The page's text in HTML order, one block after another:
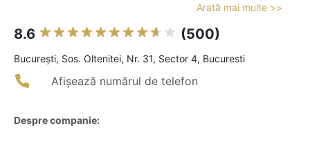
Arată mai multe >>
8.6 (500)
Bucureşti, Sos. Oltenitei, Nr. 31, Sector 4, Bucuresti
Afișează numărul de telefon
Despre companie: